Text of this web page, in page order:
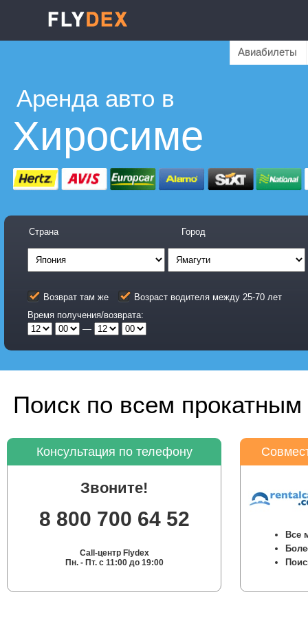
Авиабилеты
Аренда авто в
Хиросиме
Страна Город
Возврат там же
Возраст водителя между 25-70 лет
Время получения/возврата:
—
Поиск по всем
Консультация по телефону
Звоните!
8 800 700 64 52
Call-центр Flydex
Пн. - Пт. с 11:00 до 19:00
Все